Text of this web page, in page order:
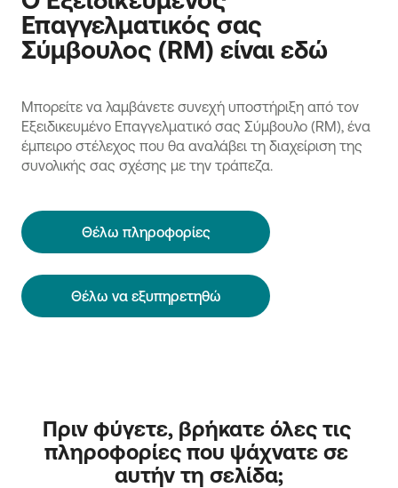
Επαγγελματικός σας
Σύμβουλος (RM) είναι εδώ
Μπορείτε να λαμβάνετε συνεχή υποστήριξη από τον
Εξειδικευμένο Επαγγελματικό σας Σύμβουλο (RM), ένα
έμπειρο στέλεχος που θα αναλάβει τη διαχείριση της
συνολικής σας σχέσης με την τράπεζα.
Θέλω πληροφορίες
Θέλω να εξυπηρετηθώ
Πριν φύγετε, βρήκατε όλες τις
πληροφορίες που ψάχνατε σε
αυτήν τη σελίδα;